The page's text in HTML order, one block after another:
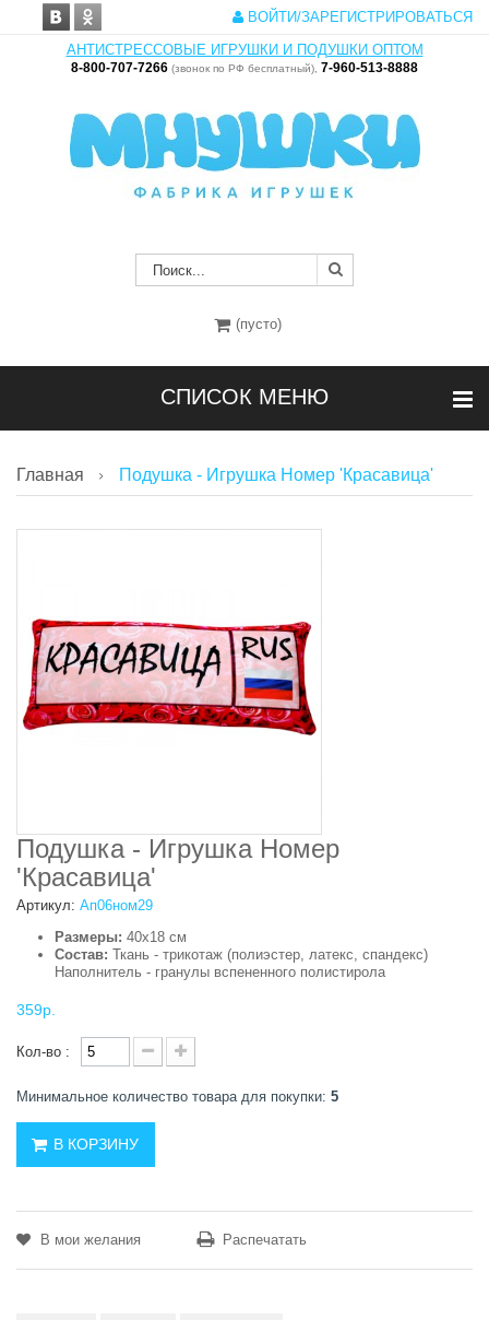
ВОЙТИ/ЗАРЕГИСТРИРОВАТЬСЯ
АНТИСТРЕССОВЫЕ ИГРУШКИ И ПОДУШКИ ОПТОМ
8-800-707-7266 (звонок по РФ бесплатный), 7-960-513-8888
(пусто)
СПИСОК МЕНЮ
Главная Подушка - Игрушка Номер 'Красавица'
Подушка - Игрушка Номер
'Красавица'
Артикул: Ап06ном29
Размеры: 40х18 см
Состав: Ткань - трикотаж (полиэстер, латекс, спандекс)
Наполнитель - гранулы вспененного полистирола
359р.
Кол-во :
Минимальное количество товара для покупки: 5
В КОРЗИНУ
В мои желания Распечатать